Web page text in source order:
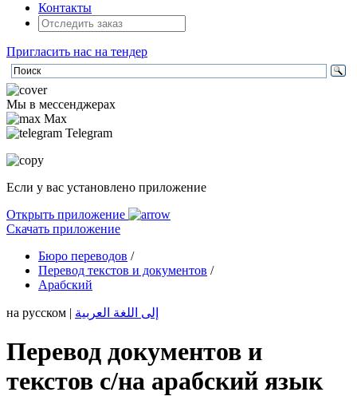
Контакты
Пригласить нас на тендер
Мы в мессенджерах
Max
Telegram
Если у вас установлено приложение
Открыть приложение
Скачать приложение
Бюро переводов /
Перевод текстов и документов /
Арабский
на русском | إلى اللغة العربية
Перевод документов и
текстов с/на арабский язык